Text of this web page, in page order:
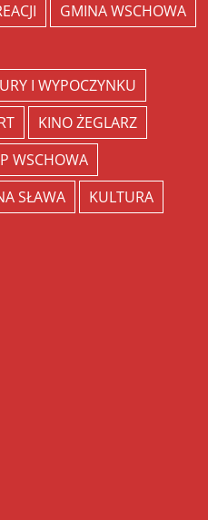
GMINA WSCHOWA
I WYPOCZYNKU
KINO ŻEGLARZ
WSCHOWA
SŁAWA KULTURA